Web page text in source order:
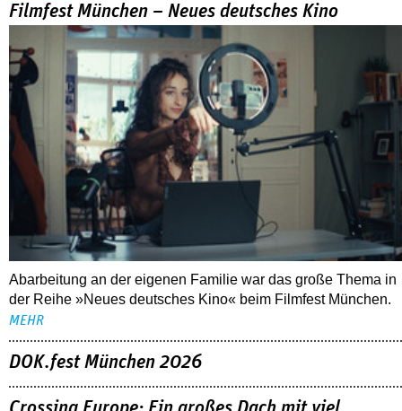
Filmfest München – Neues deutsches Kino
Abarbeitung an der eigenen Familie war das große Thema in
der Reihe »Neues deutsches Kino« beim Filmfest München.
MEHR
DOK.fest München 2026